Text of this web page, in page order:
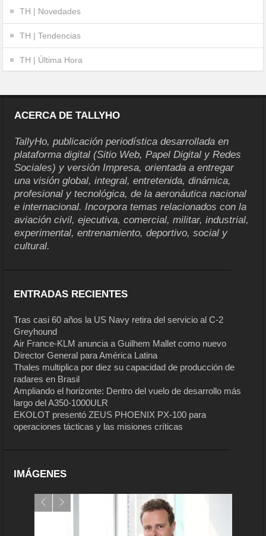
TH | Novedades
TH | Tendencias
TH | Última Hora
ACERCA DE TALLYHO
TallyHo, publicación periodística desarrollada en
plataforma digital (Sitio Web, Papel Digital y Redes
Sociales) y versión Impresa, orientada a entregar
una visión global, integral, entretenida, dinámica,
profesional y tecnológica, de la aeronáutica nacional
e internacional. Incorpora temas relacionados con la
aviación civil, ejecutiva, comercial, militar, industrial,
experimental, entrenamiento, deportivo, social y
cultural.
ENTRADAS RECIENTES
Tras casi 60 años la US Navy retira del servicio al C-2
Greyhound
Air France-KLM anuncia a Guilhem Mallet como nuevo
Director General para América Latina
Thales multiplica por diez su capacidad de producción de
radares en Brasil
Ampliando el horizonte: Dentro del vuelo de desarrollo más
largo del A350-1000ULR
EKOLOT presentó ZEUS PHOENIX PX-100 para
operaciones tácticas y las misiones críticas
IMÁGENES